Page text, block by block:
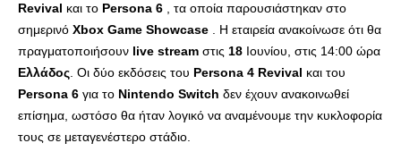
Revival και το Persona 6 , τα οποία παρουσιάστηκαν στο
σημερινό Xbox Game Showcase . Η εταιρεία ανακοίνωσε ότι θα
πραγματοποιήσουν live stream στις 18 Ιουνίου, στις 14:00 ώρα
Ελλάδος . Οι δύο εκδόσεις του Persona 4 Revival και του
Persona 6 για το Nintendo Switch δεν έχουν ανακοινωθεί
επίσημα, ωστόσο θα ήταν λογικό να αναμένουμε την κυκλοφορία
τους σε μεταγενέστερο στάδιο.